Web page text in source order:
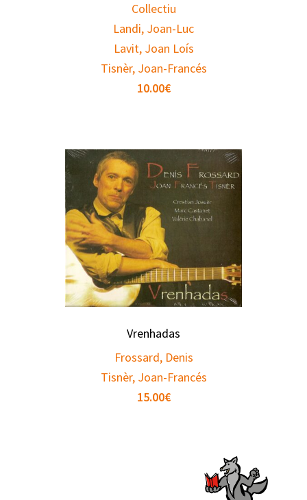
Collectiu
Landi, Joan-Luc
Lavit, Joan Loís
Tisnèr, Joan-Francés
10.00€
Vrenhadas
Frossard, Denis
Tisnèr, Joan-Francés
15.00€